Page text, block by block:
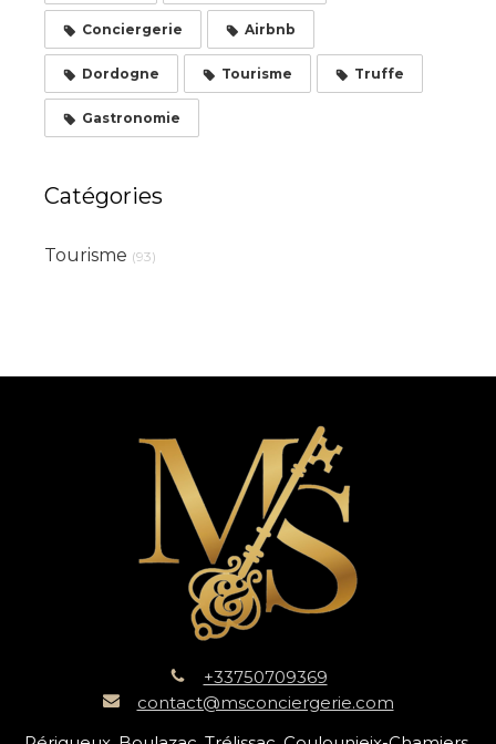
Conciergerie Airbnb
Dordogne Tourisme Truffe
Gastronomie
Catégories
Tourisme (93)
+33750709369
contact@msconciergerie.com